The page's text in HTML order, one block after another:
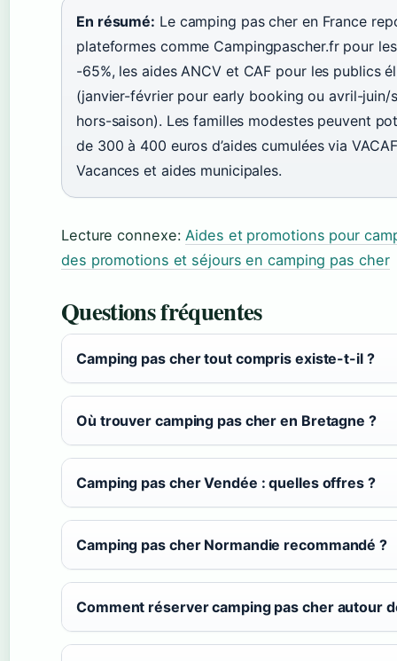
En résumé: Le camping pas cher en France
plateformes comme Campingpascher.fr pour
-65%, les aides ANCV et CAF pour les publics
(janvier-février pour early booking ou avril-
hors-saison). Les familles modestes peuvent
de 300 à 400 euros d’aides cumulées via
Vacances et aides municipales.
Lecture connexe:Aides et promotions pour
des promotions et séjours en camping pas cher
Questions fréquentes
Camping pas cher tout compris existe-t-il ?
Où trouver camping pas cher en Bretagne ?
Camping pas cher Vendée : quelles offres ?
Camping pas cher Normandie recommandé ?
Comment réserver camping pas cher autour